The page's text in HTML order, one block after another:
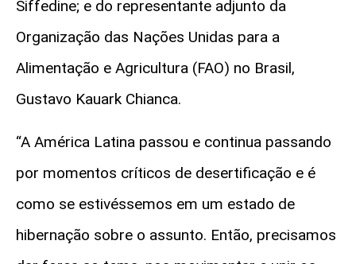
Siffedine; e do representante adjunto da
Organização das Nações Unidas para a
Alimentação e Agricultura (FAO) no Brasil,
Gustavo Kauark Chianca.
“A América Latina passou e continua passando
por momentos críticos de desertificação e é
como se estivéssemos em um estado de
hibernação sobre o assunto. Então, precisamos